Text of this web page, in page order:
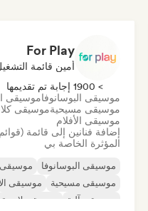
For Play
أمين قائمة
> 1900 إجابة تم تقديمها
موسيقى البوسانوفاموسيقى
موسيقى مسيحيةموسيقى
موسيقى الأفلام
إضافة فنانين إلى قائمة
المؤثرة الخاصة بي
موسيقى البوسانوفا
موسيقى
موسيقى مسيحية
موسيقى
موسيقى آلية
موسيقى لاتينية